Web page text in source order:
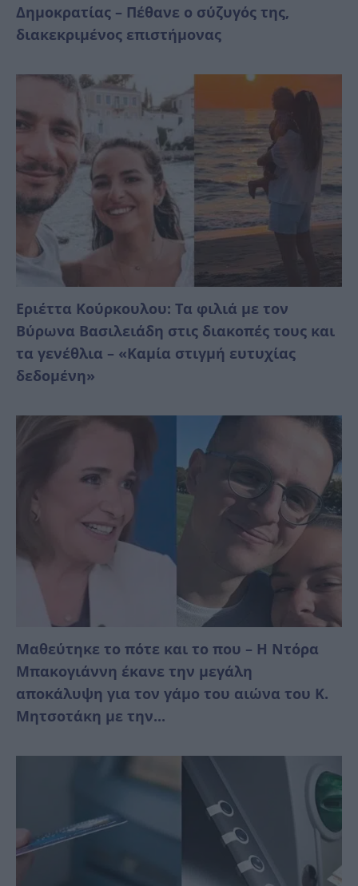
Δημοκρατίας – Πέθανε ο σύζυγός της,
διακεκριμένος επιστήμονας
Εριέττα Κούρκουλου: Τα φιλιά με τον
Βύρωνα Βασιλειάδη στις διακοπές τους και
τα γενέθλια – «Καμία στιγμή ευτυχίας
δεδομένη»
Μαθεύτηκε το πότε και το που – Η Ντόρα
Μπακογιάννη έκανε την μεγάλη
αποκάλυψη για τον γάμο του αιώνα του Κ.
Μητσοτάκη με την...